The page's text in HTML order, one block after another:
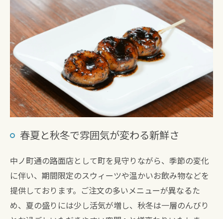
春夏と秋冬で雰囲気が変わる新鮮さ
中ノ町通の路面店として町を見守りながら、季節の変化
に伴い、期間限定のスウィーツや温かいお飲み物などを
提供しております。ご注文の多いメニューが異なるた
め、夏の盛りには少し活気が増し、秋冬は一層のんびり